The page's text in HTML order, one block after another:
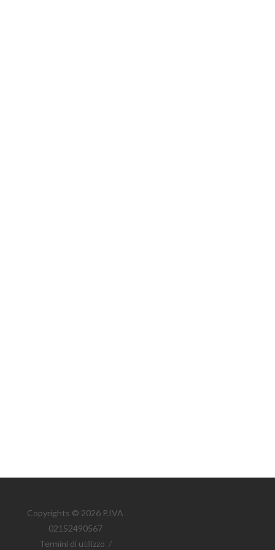
Copyrights © 2026 P.IVA
02152490567
Termini di utilizzo /